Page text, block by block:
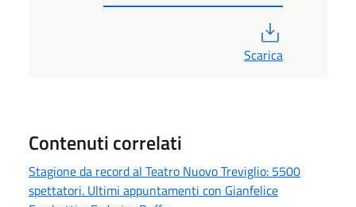
Scarica
Contenuti correlati
Stagione da record al Teatro Nuovo Treviglio: 5500
spettatori. Ultimi appuntamenti con Gianfelice